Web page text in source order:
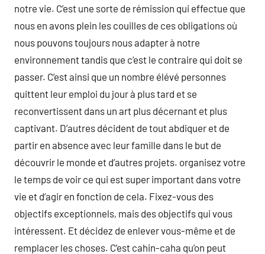
notre vie. C’est une sorte de rémission qui effectue que
nous en avons plein les couilles de ces obligations où
nous pouvons toujours nous adapter à notre
environnement tandis que c’est le contraire qui doit se
passer. C’est ainsi que un nombre élévé personnes
quittent leur emploi du jour à plus tard et se
reconvertissent dans un art plus décernant et plus
captivant. D’autres décident de tout abdiquer et de
partir en absence avec leur famille dans le but de
découvrir le monde et d’autres projets. organisez votre
le temps de voir ce qui est super important dans votre
vie et d’agir en fonction de cela. Fixez-vous des
objectifs exceptionnels, mais des objectifs qui vous
intéressent. Et décidez de enlever vous-même et de
remplacer les choses. C’est cahin-caha qu’on peut